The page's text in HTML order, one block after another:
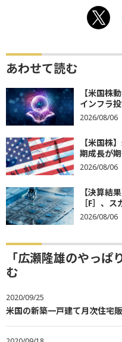
あわせて読む
【米国株
インフラ
2026/08/06
【米国株
期成長が
2026/08/06
【決算結
［F］、
2026/08/06
「広瀬隆雄のやっ
む
2020/09/25
米国の新築一戸建て月次住宅